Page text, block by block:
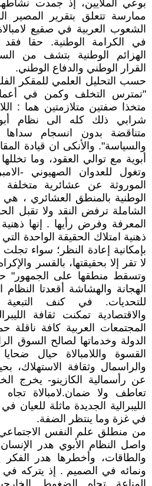
بوعي الملايين، إذ جمدت
ممارسة تتعلق بتقرير المصير
الشعوب العربية في صقيع
في الكرامة الوطنية. حقا فقد
الهزائم الوطنية بتشف من
القرار الوطني والدفاع الوطني.
حسب التحليل العلمي للمقكر
"تمترس التخلف وكمن في
متخذا صفتين متلازمتين هما :
شرابي ذلك كله الى نظام
متناقضة بدون انسجام سداها
والسياسة". والأنكى ان قيادة
أبوية مع توالي العقود، وما
وتغول للعدوان الصهيوني -
الموروثة عن عشائرية متخلفة
الوطنية بالمنطق العشائري ،
الشاملة ترفض النقد ولا تقبل
المعرفة وفرض رأيها . إنها
ذهنية امتلاك الحقيقة الواحدة
بإمكانية إعادة النظر؛ سواء
لا تقر إلا بحقيقتها، بالقسر
وتسقط منطقها على
الهجانة والهشاشة أقعدتا النظام
للتحديات. في كنف التبعية
والاقتصادية تمكنت ثقافة
المجتمعات العربية كافة ناقلة
الدولة وخدماتها لصالح السوق
القسوة واللامبالاة حيال ضحايا
والراسمال وثقافة الاستهلاك،
عن رأسمالية الكازينو- يخرج
تعاطف ولا ضمان.لامبالاة تجاه
الليبرالية الجديدة ماثلة للعيان
في غزة وما ينتظر الضفة.
من منطلق علم النفس
واصل النظام الأبوي هدر
والطاقات، وأخطرها هدر
ونمائه في الصميم . إذ يتركه